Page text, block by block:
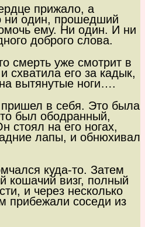
прижало, а
ни один, прошедший
ему. Ни один. И ни
доброго слова.
смерть уже смотрит в
схватила его за кадык,
вытянутые ноги….
пришел в себя. Это была
был ободранный,
стоял на его ногах,
лапы, и обнюхивал
куда-то. Затем
кошачий визг, полный
и через несколько
прибежали соседи из